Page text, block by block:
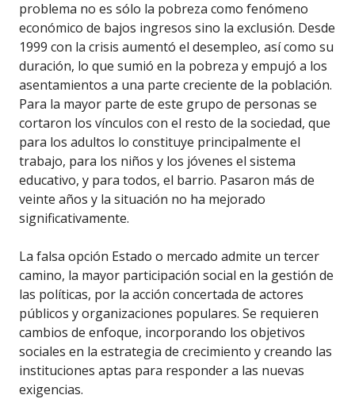
problema no es sólo la pobreza como fenómeno
económico de bajos ingresos sino la exclusión. Desde
1999 con la crisis aumentó el desempleo, así como su
duración, lo que sumió en la pobreza y empujó a los
asentamientos a una parte creciente de la población.
Para la mayor parte de este grupo de personas se
cortaron los vínculos con el resto de la sociedad, que
para los adultos lo constituye principalmente el
trabajo, para los niños y los jóvenes el sistema
educativo, y para todos, el barrio. Pasaron más de
veinte años y la situación no ha mejorado
significativamente.
La falsa opción Estado o mercado admite un tercer
camino, la mayor participación social en la gestión de
las políticas, por la acción concertada de actores
públicos y organizaciones populares. Se requieren
cambios de enfoque, incorporando los objetivos
sociales en la estrategia de crecimiento y creando las
instituciones aptas para responder a las nuevas
exigencias.